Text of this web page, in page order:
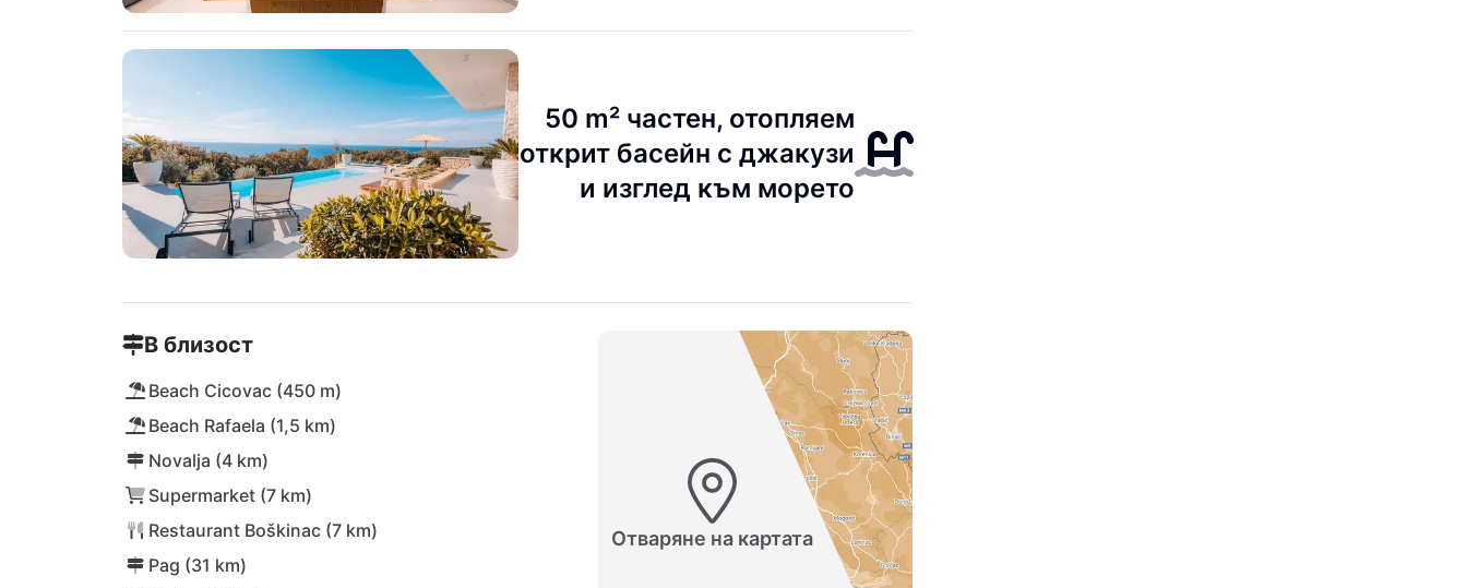
50 m² частен, отопляем
открит басейн с джакузи
и изглед към морето
В близост
Beach Cicovac (450 m)
Beach Rafaela (1,5 km)
Novalja (4 km)
Supermarket (7 km)
Restaurant Boškinac (7 km)
Pag (31 km)
Отваряне на картата